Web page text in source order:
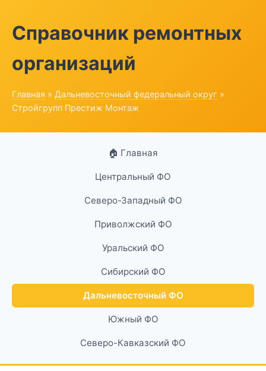
Справочник ремонтных
организаций
Главная » Дальневосточный федеральный округ »
Стройгрупп Престиж Монтаж
🏠 Главная
Центральный ФО
Северо-Западный ФО
Приволжский ФО
Уральский ФО
Сибирский ФО
Дальневосточный ФО
Южный ФО
Северо-Кавказский ФО